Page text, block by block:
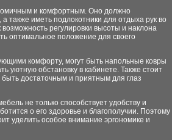
и комфортным. Оно должно
также иметь подлокотники для отдыха рук во
регулировки высоты и наклона
оптимальное положение для своего
комфорту, могут быть напольные ковры
уютную обстановку в кабинете. Также стоит
достаточным и приятным для глаз
не только способствует удобству и
о его здоровье и благополучии. Поэтому
уделить особое внимание эргономике и